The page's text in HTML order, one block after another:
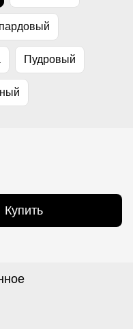
Пудровый
Купить